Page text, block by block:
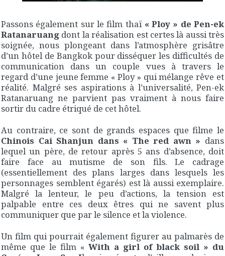
Passons également sur le film thaï « Ploy » de Pen-ek
Ratanaruang dont la réalisation est certes là aussi très
soignée, nous plongeant dans l’atmosphère grisâtre
d’un hôtel de Bangkok pour disséquer les difficultés de
communication dans un couple vues à travers le
regard d’une jeune femme « Ploy » qui mélange rêve et
réalité. Malgré ses aspirations à l’universalité, Pen-ek
Ratanaruang ne parvient pas vraiment à nous faire
sortir du cadre étriqué de cet hôtel.
Au contraire, ce sont de grands espaces que filme le
Chinois Cai Shanjun dans « The red awn » dans
lequel un père, de retour après 5 ans d’absence, doit
faire face au mutisme de son fils. Le cadrage
(essentiellement des plans larges dans lesquels les
personnages semblent égarés) est là aussi exemplaire.
Malgré la lenteur, le peu d’actions, la tension est
palpable entre ces deux êtres qui ne savent plus
communiquer que par le silence et la violence.
Un film qui pourrait également figurer au palmarès de
même que le film « With a girl of black soil » du